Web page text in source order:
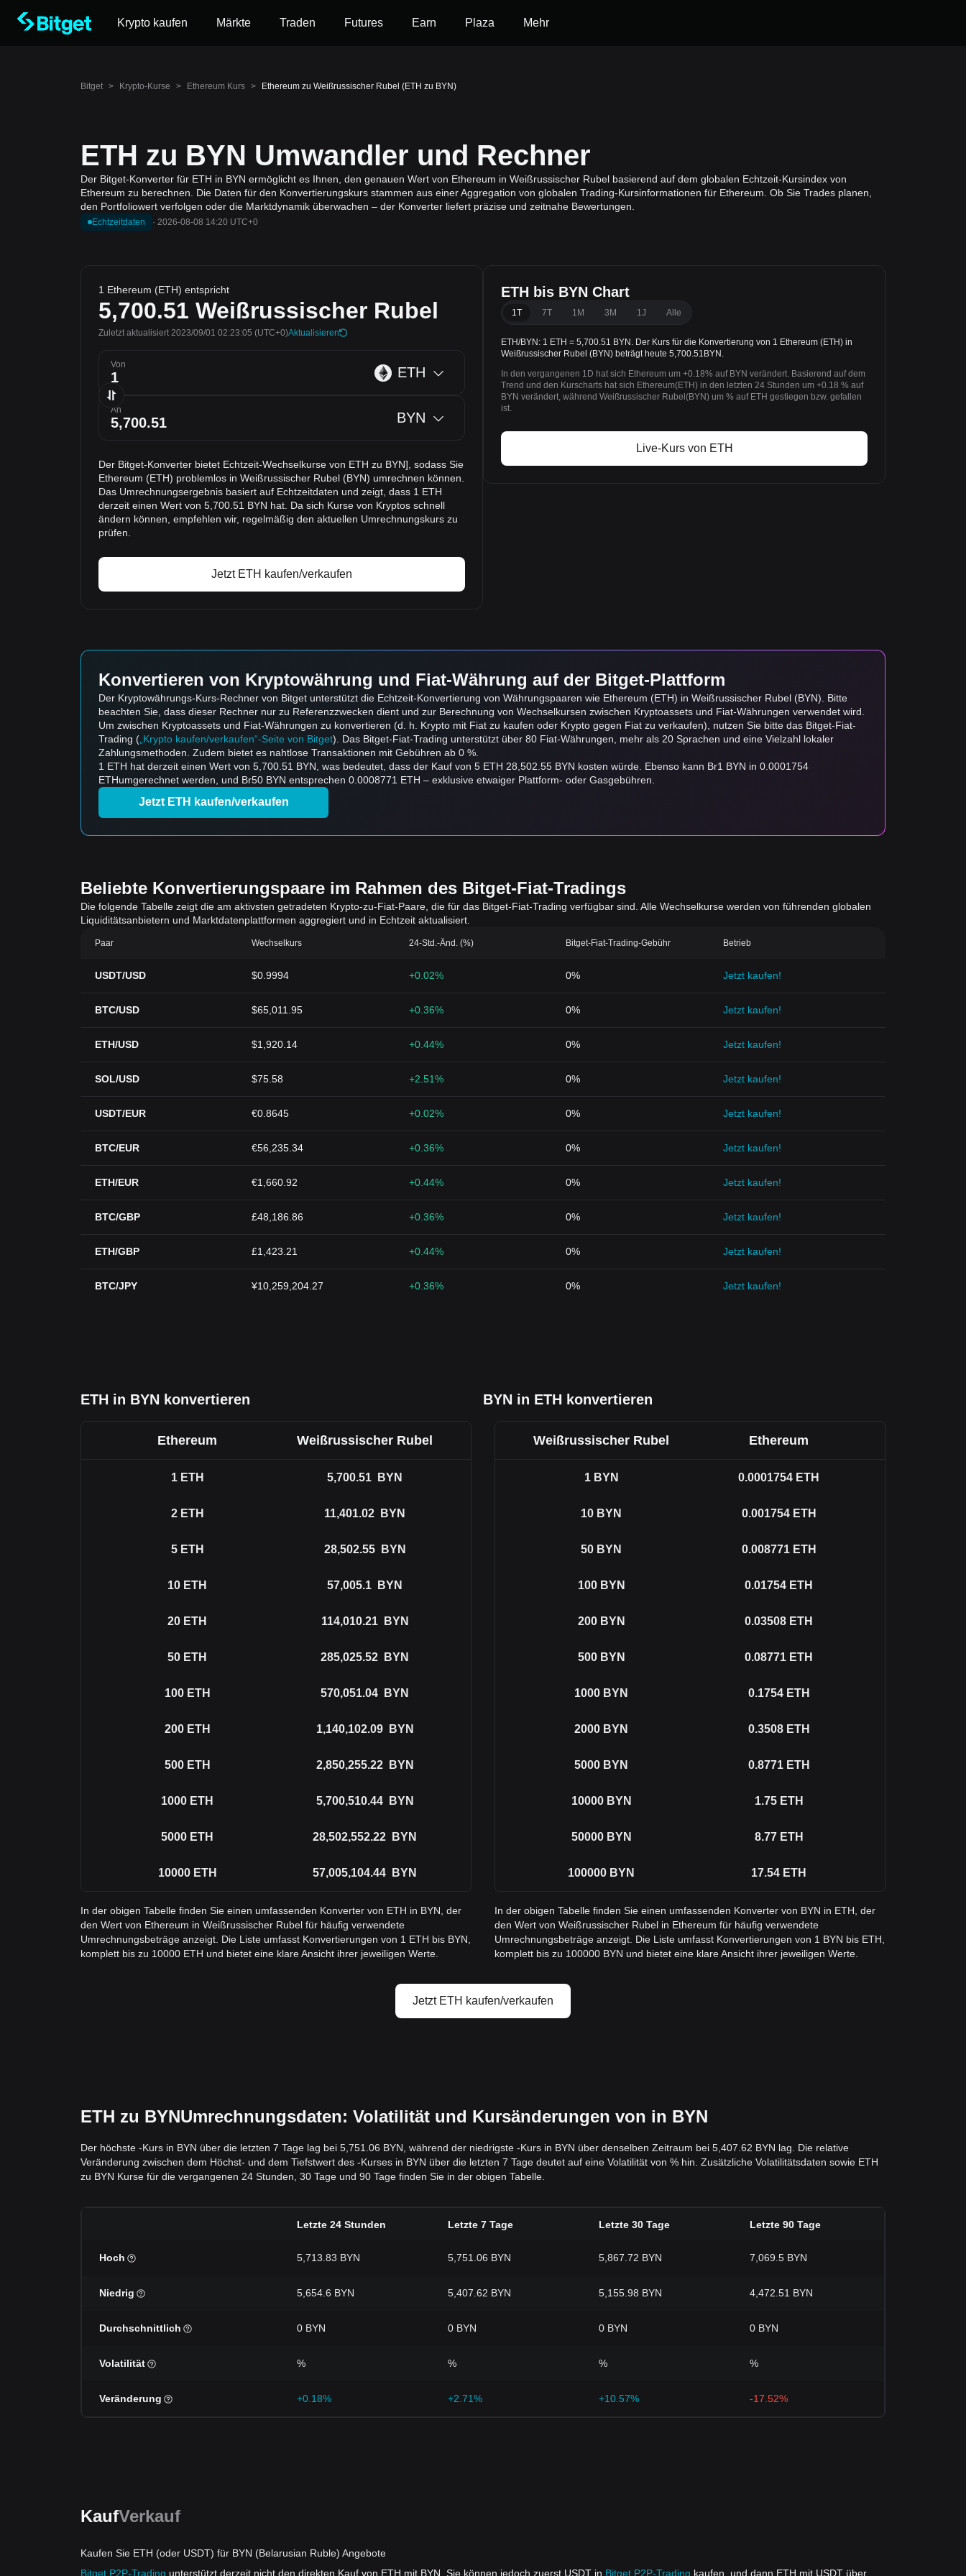
Krypto kaufen Märkte Traden Futures Earn Plaza Mehr
Bitget > Krypto-Kurse > Ethereum Kurs > Ethereum zu Weißrussischer Rubel (ETH zu BYN)
ETH zu BYN Umwandler und Rechner
Der Bitget-Konverter für ETH in BYN ermöglicht es Ihnen, den genauen Wert von Ethereum in Weißrussischer Rubel basierend auf dem globalen Echtzeit-Kursindex von
Ethereum zu berechnen. Die Daten für den Konvertierungskurs stammen aus einer Aggregation von globalen Trading-Kursinformationen für Ethereum. Ob Sie Trades planen,
den Portfoliowert verfolgen oder die Marktdynamik überwachen – der Konverter liefert präzise und zeitnahe Bewertungen.
Echtzeitdaten · 2026-08-08 14:20 UTC+0
1 Ethereum (ETH) entspricht
5,700.51 Weißrussischer Rubel
Zuletzt aktualisiert 2023/09/01 02:23:05 (UTC+0)Aktualisieren
Von ETH
An BYN
Der Bitget-Konverter bietet Echtzeit-Wechselkurse von ETH zu BYN], sodass Sie
Ethereum (ETH) problemlos in Weißrussischer Rubel (BYN) umrechnen können.
Das Umrechnungsergebnis basiert auf Echtzeitdaten und zeigt, dass 1 ETH
derzeit einen Wert von 5,700.51 BYN hat. Da sich Kurse von Kryptos schnell
ändern können, empfehlen wir, regelmäßig den aktuellen Umrechnungskurs zu
prüfen.
Jetzt ETH kaufen/verkaufen
ETH bis BYN Chart
1T 7T 1M 3M 1J Alle
ETH/BYN: 1 ETH = 5,700.51 BYN. Der Kurs für die Konvertierung von 1 Ethereum (ETH) in
Weißrussischer Rubel (BYN) beträgt heute 5,700.51BYN.
In den vergangenen 1D hat sich Ethereum um +0.18% auf BYN verändert. Basierend auf dem
Trend und den Kurscharts hat sich Ethereum(ETH) in den letzten 24 Stunden um +0.18 % auf
BYN verändert, während Weißrussischer Rubel(BYN) um % auf ETH gestiegen bzw. gefallen
ist.
Live-Kurs von ETH
Konvertieren von Kryptowährung und Fiat-Währung auf der Bitget-Plattform
Der Kryptowährungs-Kurs-Rechner von Bitget unterstützt die Echtzeit-Konvertierung von Währungspaaren wie Ethereum (ETH) in Weißrussischer Rubel (BYN). Bitte
beachten Sie, dass dieser Rechner nur zu Referenzzwecken dient und zur Berechnung von Wechselkursen zwischen Kryptoassets und Fiat-Währungen verwendet wird.
Um zwischen Kryptoassets und Fiat-Währungen zu konvertieren (d. h. Krypto mit Fiat zu kaufen oder Krypto gegen Fiat zu verkaufen), nutzen Sie bitte das Bitget-Fiat-
Trading ( „Krypto kaufen/verkaufen“-Seite von Bitget). Das Bitget-Fiat-Trading unterstützt über 80 Fiat-Währungen, mehr als 20 Sprachen und eine Vielzahl lokaler
Zahlungsmethoden. Zudem bietet es nahtlose Transaktionen mit Gebühren ab 0 %.
1 ETH hat derzeit einen Wert von 5,700.51 BYN, was bedeutet, dass der Kauf von 5 ETH 28,502.55 BYN kosten würde. Ebenso kann Br1 BYN in 0.0001754
ETHumgerechnet werden, und Br50 BYN entsprechen 0.0008771 ETH – exklusive etwaiger Plattform- oder Gasgebühren.
Jetzt ETH kaufen/verkaufen
Beliebte Konvertierungspaare im Rahmen des Bitget-Fiat-Tradings
Die folgende Tabelle zeigt die am aktivsten getradeten Krypto-zu-Fiat-Paare, die für das Bitget-Fiat-Trading verfügbar sind. Alle Wechselkurse werden von führenden globalen
Liquiditätsanbietern und Marktdatenplattformen aggregiert und in Echtzeit aktualisiert.
Paar Wechselkurs 24-Std.-Änd. (%) Bitget-Fiat-Trading-Gebühr Betrieb
USDT/USD $0.9994 +0.02% 0% Jetzt kaufen!
BTC/USD $65,011.95 +0.36% 0% Jetzt kaufen!
ETH/USD $1,920.14 +0.44% 0% Jetzt kaufen!
SOL/USD $75.58 +2.51% 0% Jetzt kaufen!
USDT/EUR €0.8645 +0.02% 0% Jetzt kaufen!
BTC/EUR €56,235.34 +0.36% 0% Jetzt kaufen!
ETH/EUR €1,660.92 +0.44% 0% Jetzt kaufen!
BTC/GBP £48,186.86 +0.36% 0% Jetzt kaufen!
ETH/GBP £1,423.21 +0.44% 0% Jetzt kaufen!
BTC/JPY ¥10,259,204.27 +0.36% 0% Jetzt kaufen!
ETH in BYN konvertieren BYN in ETH konvertieren
Ethereum Weißrussischer Rubel
1 ETH 5,700.51 BYN
2 ETH 11,401.02 BYN
5 ETH 28,502.55 BYN
10 ETH 57,005.1 BYN
20 ETH 114,010.21 BYN
50 ETH 285,025.52 BYN
100 ETH 570,051.04 BYN
200 ETH 1,140,102.09 BYN
500 ETH 2,850,255.22 BYN
1000 ETH 5,700,510.44 BYN
5000 ETH 28,502,552.22 BYN
10000 ETH 57,005,104.44 BYN
In der obigen Tabelle finden Sie einen umfassenden Konverter von ETH in BYN, der
den Wert von Ethereum in Weißrussischer Rubel für häufig verwendete
Umrechnungsbeträge anzeigt. Die Liste umfasst Konvertierungen von 1 ETH bis BYN,
komplett bis zu 10000 ETH und bietet eine klare Ansicht ihrer jeweiligen Werte.
Weißrussischer Rubel Ethereum
1 BYN 0.0001754 ETH
10 BYN 0.001754 ETH
50 BYN 0.008771 ETH
100 BYN 0.01754 ETH
200 BYN 0.03508 ETH
500 BYN 0.08771 ETH
1000 BYN 0.1754 ETH
2000 BYN 0.3508 ETH
5000 BYN 0.8771 ETH
10000 BYN 1.75 ETH
50000 BYN 8.77 ETH
100000 BYN 17.54 ETH
In der obigen Tabelle finden Sie einen umfassenden Konverter von BYN in ETH, der
den Wert von Weißrussischer Rubel in Ethereum für häufig verwendete
Umrechnungsbeträge anzeigt. Die Liste umfasst Konvertierungen von 1 BYN bis ETH,
komplett bis zu 100000 BYN und bietet eine klare Ansicht ihrer jeweiligen Werte.
Jetzt ETH kaufen/verkaufen
ETH zu BYNUmrechnungsdaten: Volatilität und Kursänderungen von in BYN
Der höchste -Kurs in BYN über die letzten 7 Tage lag bei 5,751.06 BYN, während der niedrigste -Kurs in BYN über denselben Zeitraum bei 5,407.62 BYN lag. Die relative
Veränderung zwischen dem Höchst- und dem Tiefstwert des -Kurses in BYN über die letzten 7 Tage deutet auf eine Volatilität von % hin. Zusätzliche Volatilitätsdaten sowie ETH
zu BYN Kurse für die vergangenen 24 Stunden, 30 Tage und 90 Tage finden Sie in der obigen Tabelle.
Letzte 24 Stunden Letzte 7 Tage Letzte 30 Tage Letzte 90 Tage
Hoch 5,713.83 BYN 5,751.06 BYN 5,867.72 BYN 7,069.5 BYN
Niedrig 5,654.6 BYN 5,407.62 BYN 5,155.98 BYN 4,472.51 BYN
Durchschnittlich 0 BYN 0 BYN 0 BYN 0 BYN
Volatilität % % % %
Veränderung +0.18% +2.71% +10.57% -17.52%
KaufVerkauf
Kaufen Sie ETH (oder USDT) für BYN (Belarusian Ruble) Angebote
Bitget P2P-Trading unterstützt derzeit nicht den direkten Kauf von ETH mit BYN. Sie können jedoch zuerst USDT in Bitget P2P-Trading kaufen, und dann ETH mit USDT über